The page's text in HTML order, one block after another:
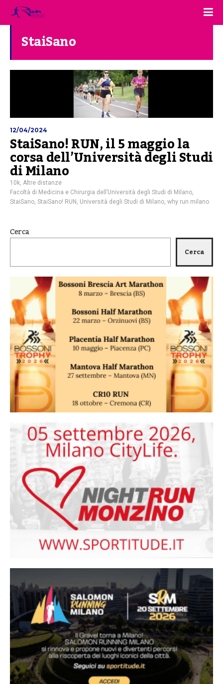
StaiSano
12/04/2024
StaiSano! RUN, il 5 maggio la
corsa dell’Università degli Studi
di Milano
10k Altre distanze
Facoltà di Medicina e Chirurgia dell’Università degli Studi di Milano
StaiSano StaiSano! RUN Università degli Studi di Milano why run milano
Cerca
Cerca